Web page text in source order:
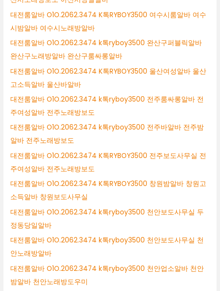
대전룸알바 O1O.2062.3474 K톡RYBOY3500 여수시룸알바 여수
시밤알바 여수시노래방알바
대전룸알바 O1O.2062.3474 k톡ryboy3500 완산구퍼블릭알바
완산구노래방알바 완산구룸싸롱알바
대전룸알바 O1O.2062.3474 K톡RYBOY3500 울산여성알바 울산
고소득알바 울산바알바
대전룸알바 O1O.2062.3474 k톡ryboy3500 전주룸싸롱알바 전
주여성알바 전주노래방보도
대전룸알바 O1O.2062.3474 k톡ryboy3500 전주바알바 전주밤
알바 전주노래방보도
대전룸알바 O1O.2062.3474 K톡RYBOY3500 전주보도사무실 전
주여성알바 전주노래방보도
대전룸알바 O1O.2062.3474 K톡RYBOY3500 창원밤알바 창원고
소득알바 창원보도사무실
대전룸알바 O1O.2062.3474 k톡ryboy3500 천안보도사무실 두
정동당일알바
대전룸알바 O1O.2062.3474 k톡ryboy3500 천안보도사무실 천
안노래방알바
대전룸알바 O1O.2062.3474 k톡ryboy3500 천안업소알바 천안
밤알바 천안노래방도우미